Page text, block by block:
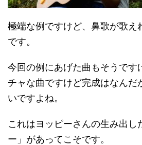
極端な例ですけど、鼻歌が歌え
です。
今回の例にあげた曲もそうです
チャな曲ですけど完成はなんだ
いですよね。
これはヨッピーさんの生み出し
ー」があってこそです。